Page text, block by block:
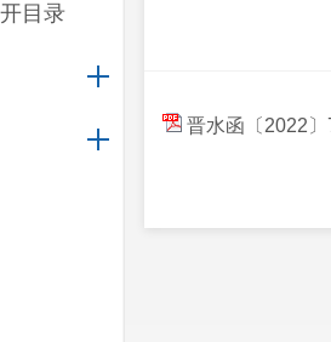
目录
晋水函〔2022